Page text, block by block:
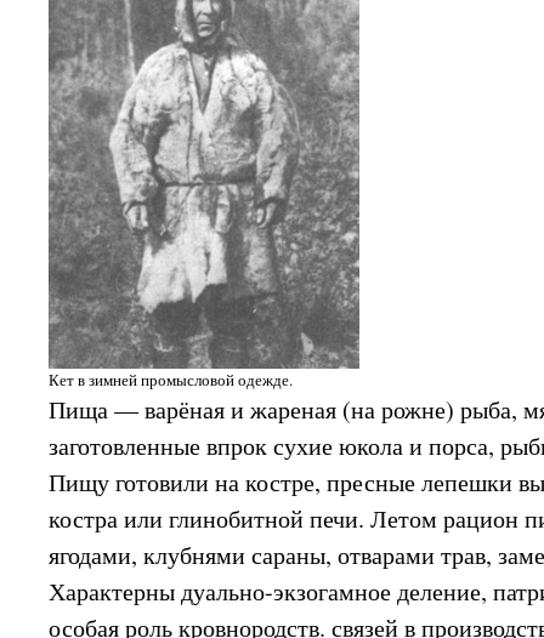
Кет в зимней промысловой одежде.
Пища — варёная и жареная (на рожне) рыба,
заготовленные впрок сухие юкола и порса,
Пищу готовили на костре, пресные лепешки
костра или глинобитной печи. Летом рацион
ягодами, клубнями сараны, отварами трав,
Характерны дуально-экзогамное деление,
особая роль кровнородств. связей в